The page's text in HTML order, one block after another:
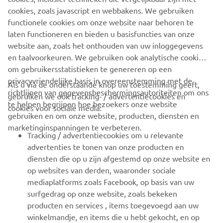
Ontdek de nieuwe MT-03 »
CORPORATE
VOOR BEDRIJVEN
MEER YAMAHA
ONDERSTEUNING
NIEUWSBRIEF
cookies, zoals javascript en webbakens. We gebruiken
functionele cookies om onze website naar behoren te
laten functioneren en bieden u basisfuncties van onze
website aan, zoals het onthouden van uw inloggegevens
en taalvoorkeuren. We gebruiken ook analytische cookies
om gebruikersstatistieken te genereren op een
privacyvriendelijke basis in overeenstemming met de
richtlijnen van gegevensbeschermingsautoriteiten om ons
te helpen begrijpen hoe bezoekers onze website
gebruiken en om onze website, producten, diensten en
marketinginspanningen te verbeteren.
Als u via de onderstaande knop uw toestemming geeft,
gebruiken we ook tracking- / advertentiecookies en
cookies voor sociale media:
Tracking / advertentiecookies om u relevante
advertenties te tonen van onze producten en
diensten die op u zijn afgestemd op onze website en
op websites van derden, waaronder sociale
mediaplatforms zoals Facebook, op basis van uw
surfgedrag op onze website, zoals bekeken
producten en services , items toegevoegd aan uw
winkelmandje, en items die u hebt gekocht, en op